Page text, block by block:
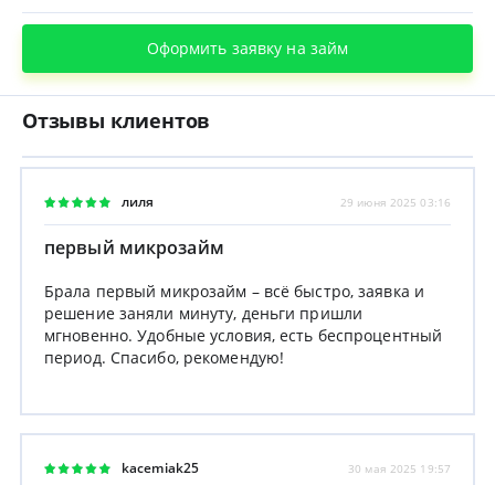
Оформить заявку на займ
Отзывы клиентов
лиля 29 июня 2025 03:16
первый микрозайм
Брала первый микрозайм – всё быстро, заявка и
решение заняли минуту, деньги пришли
мгновенно. Удобные условия, есть беспроцентный
период. Спасибо, рекомендую!
kacemiak25 30 мая 2025 19:57